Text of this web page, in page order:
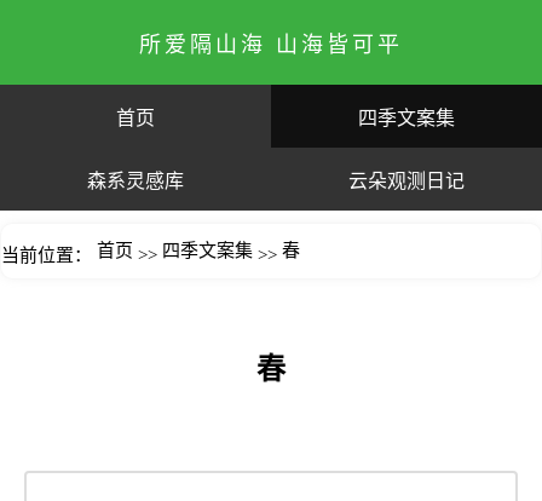
所爱隔山海 山海皆可平
首页 四季文案集
森系灵感库 云朵观测日记
当前位置： 首页 >> 四季文案集 >> 春
春